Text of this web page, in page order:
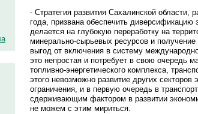
- Стратегия развития Сахалинской области,
года, призвана обеспечить диверсификацию
делается на глубокую переработку на
минерально-сырьевых ресурсов и
выгод от включения в систему
это непростая и потребует в свою очередь
топливно-энергетического комплекса,
этого невозможно развитие других
ограничения, и в первую очередь в
сдерживающим фактором в развитии
не можем с этим мириться.